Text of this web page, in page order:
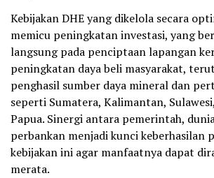
Kebijakan DHE yang dikelola secara
memicu peningkatan investasi, yang
langsung pada penciptaan lapangan
peningkatan daya beli masyarakat,
penghasil sumber daya mineral dan
seperti Sumatera, Kalimantan,
Papua. Sinergi antara pemerintah,
perbankan menjadi kunci keberhasilan
kebijakan ini agar manfaatnya dapat
merata.